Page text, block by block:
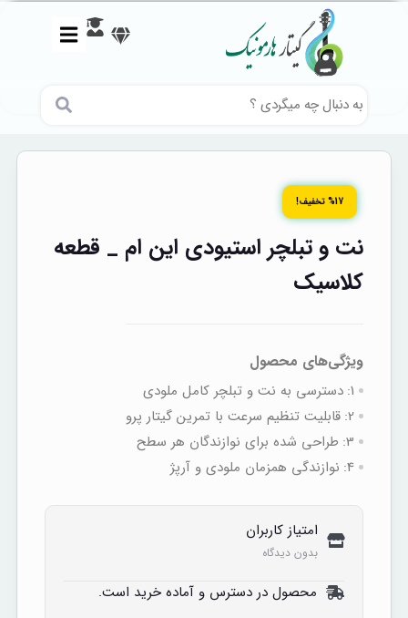
%17 تخفیف!
نت و تبلچر استیودی این ام _ قطعه
کلاسیک
ویژگی‌های محصول
1: دسترسی به نت‌ و تبلچر کامل ملودی
2: قابلیت تنظیم سرعت با تمرین گیتار پرو
3: طراحی شده برای نوازندگان هر سطح
4: نوازندگی همزمان ملودی و آرپژ
امتیاز کاربران
بدون دیدگاه
محصول در دسترس و آماده خرید است.